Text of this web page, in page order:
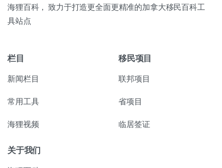
海狸百科， 致力于打造更全面更精准的加拿大移民百科工
具站点
栏目
新闻栏目
常用工具
海狸视频
移民项目
联邦项目
省项目
临居签证
关于我们